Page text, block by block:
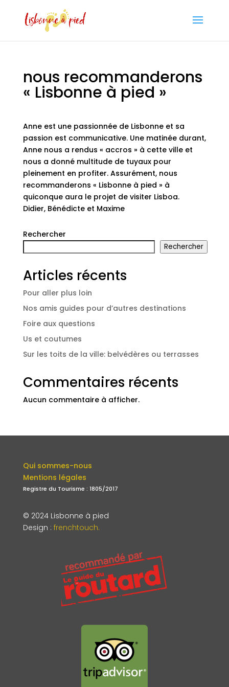
nous recommanderons
« Lisbonne à pied »
Anne est une passionnée de Lisbonne et sa
passion est communicative. Une matinée durant,
Anne nous a rendus « accros » à cette ville et
nous a donné multitude de tuyaux pour
pleinement en profiter. Assurément, nous
recommanderons « Lisbonne à pied » à
quiconque aura le projet de visiter Lisboa.
Didier, Bénédicte et Maxime
Rechercher
Rechercher
Articles récents
Pour aller plus loin
Nos amis guides pour d’autres destinations
Foire aux questions
Us et coutumes
Sur les toits de la ville: belvédères ou terrasses
Commentaires récents
Aucun commentaire à afficher.
Qui sommes-nous
Mentions légales
Registre du Tourisme : 1805/2017
© 2024 Lisbonne à pied
Design : frenchtouch.